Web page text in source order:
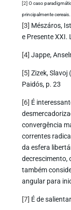
[2] O caso
principalmente cereais.
[3] Mészáros,
e Presente XXI.
[4] Jappe,
[5] Zizek, Slavoj
Paidós, p. 23
[6] É
convergência
correntes
da esfera
decrescimento,
também
angular para
[7] É de